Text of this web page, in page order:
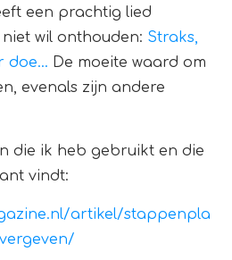
een prachtig lied
wil onthouden: Straks,
doe… De moeite waard om
evenals zijn andere
die ik heb gebruikt en die
vindt:
artikel/stappenpla